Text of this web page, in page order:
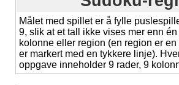
Målet med spillet er å fylle
9, slik at et tall ikke vises mer enn
kolonne eller region (en region er
er markert med en tykkere linje).
oppgave inneholder 9 rader, 9